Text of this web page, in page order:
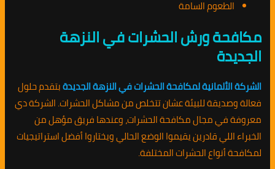
الطعوم السامة
مكافحة ورش الحشرات في النزهة
الجديدة
الشركة الألمانية لمكافحة الحشرات في النزهة الجديدةبتقدم حلول
فعالة وصديقة للبيئة عشان تتخلص من مشاكل الحشرات. الشركة دي
معروفة في مجال مكافحة الحشرات، وعندها فريق مؤهل من
الخبراء اللي قادرين يقيموا الوضع الحالي ويختاروا أفضل استراتيجيات
لمكافحة أنواع الحشرات المختلفة.